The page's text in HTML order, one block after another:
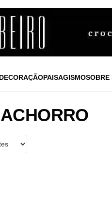
PAISAGISMOSOBRE